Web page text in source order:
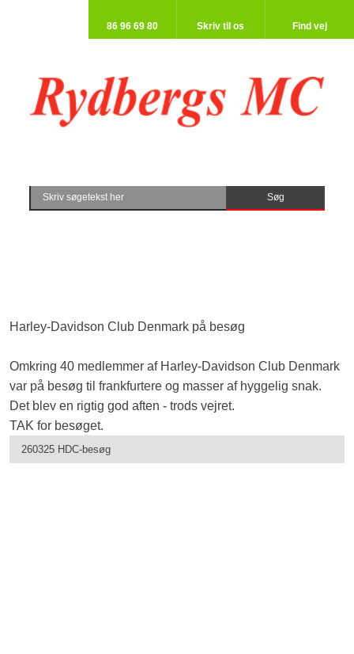
86 96 69 80​ Skriv til os​ Find vej​
​Harley-Davidson Club Denmark på besøg
Omkring 40 medlemmer af ​Harley-Davidson Club Denmark
var på besøg til frankfurtere og masser af hyggelig snak.
Det blev en rigtig god aften - trods vejret.
TAK for besøget.
260325 HDC-besøg